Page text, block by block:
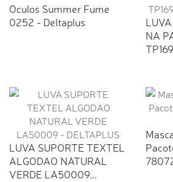
Oculos Summer Fume
0252 - Deltaplus
NA
LUVA SUPORTE TEXTEL
ALGODAO NATURAL
VERDE LA50009...